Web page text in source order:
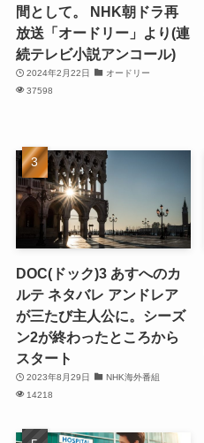
間として。 NHK朝ドラ再
放送「オードリー」より(連
続テレビ小説アンコール)
2024年2月22日
オードリー
37598
DOC(ドック)3 あすへのカ
ルテ ネタバレ アンドレア
が三たび主人公に。シーズ
ン2が終わったところから
スタート
2023年8月29日
NHK海外番組
14218